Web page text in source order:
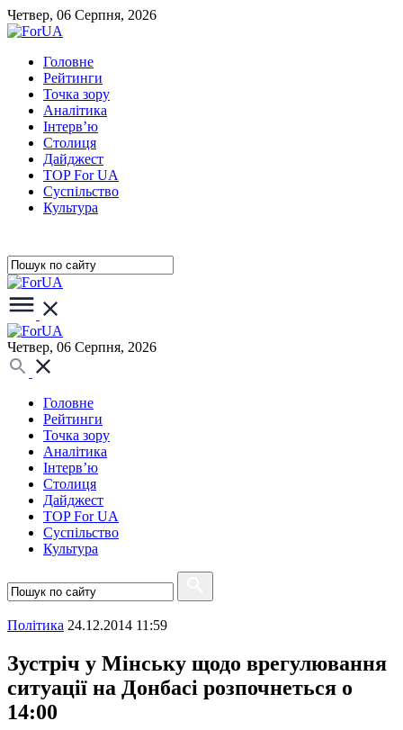
Четвер, 06 Серпня, 2026
Головне
Рейтинги
Точка зору
Аналітика
Інтерв’ю
Столиця
Дайджест
TOP For UA
Суспiльство
Культура
Четвер, 06 Серпня, 2026
Головне
Рейтинги
Точка зору
Аналітика
Інтерв’ю
Столиця
Дайджест
TOP For UA
Суспiльство
Культура
Полiтика 24.12.2014 11:59
Зустріч у Мінську щодо врегулювання
ситуації на Донбасі розпочнеться о
14:00